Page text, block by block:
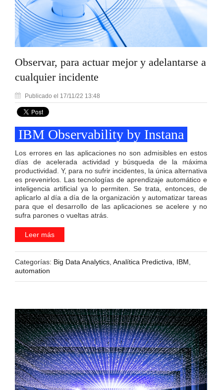
Observar, para actuar mejor y adelantarse a
cualquier incidente
Publicado el 17/11/22 13:48
IBM Observability by Instana
Los errores en las aplicaciones no son admisibles en estos
días de acelerada actividad y búsqueda de la máxima
productividad. Y, para no sufrir incidentes, la única alternativa
es prevenirlos. Las tecnologías de aprendizaje automático e
inteligencia artificial ya lo permiten. Se trata, entonces, de
aplicarlo al día a día de la organización y automatizar tareas
para que el desarrollo de las aplicaciones se acelere y no
sufra parones o vueltas atrás.
Leer más
Categorías: Big Data Analytics Analítica Predictiva IBM
automation